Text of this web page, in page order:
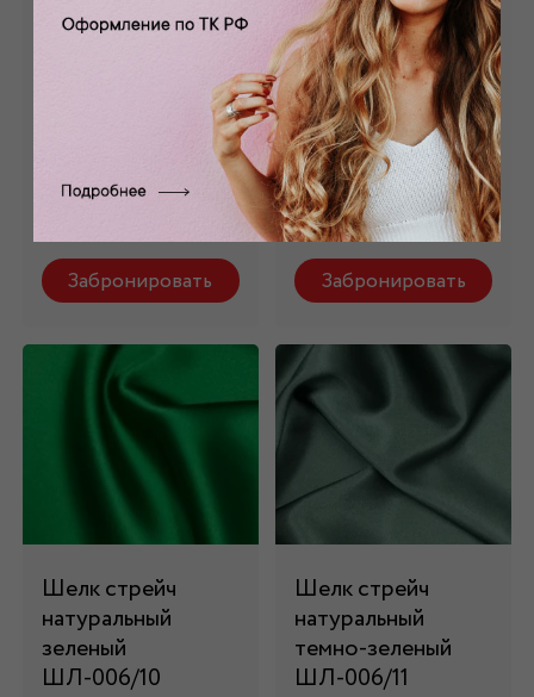
Шелк стрейч
желтый ШЛ-006/4
Состав: 98 % шелк,2
Забронировать
Шелк стрейч
натуральный ярко-
синий ШЛ-006/7
Состав: 98 % шелк,2
% эл.
5 700 руб.
Забронировать
Шелк стрейч
натуральный
зеленый
ШЛ-006/10
Шелк стрейч
натуральный
темно-зеленый
ШЛ-006/11